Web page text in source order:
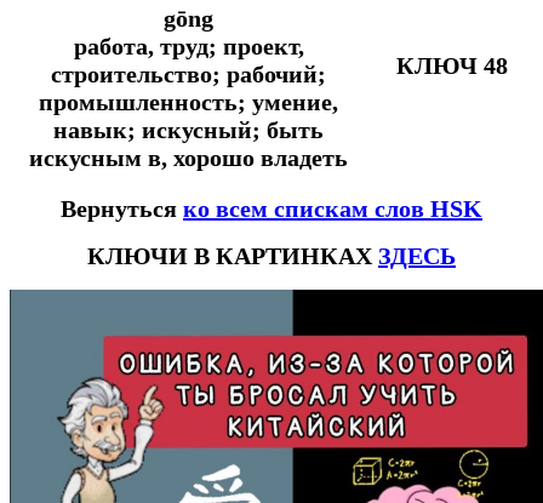
gōng
работа, труд; проект,
строительство; рабочий;
промышленность; умение,
навык; искусный; быть
искусным в, хорошо владеть
КЛЮЧ 48
Вернуться ко всем спискам слов HSK
КЛЮЧИ В КАРТИНКАХ ЗДЕСЬ